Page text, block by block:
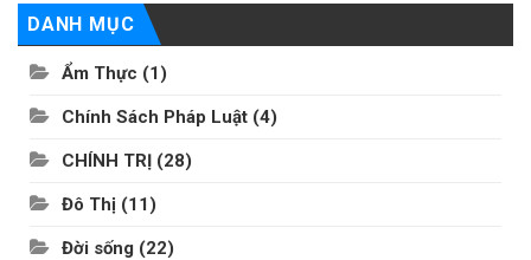
DANH MỤC
Ẩm Thực (1)
Chính Sách Pháp Luật (4)
CHÍNH TRỊ (28)
Đô Thị (11)
Đời sống (22)